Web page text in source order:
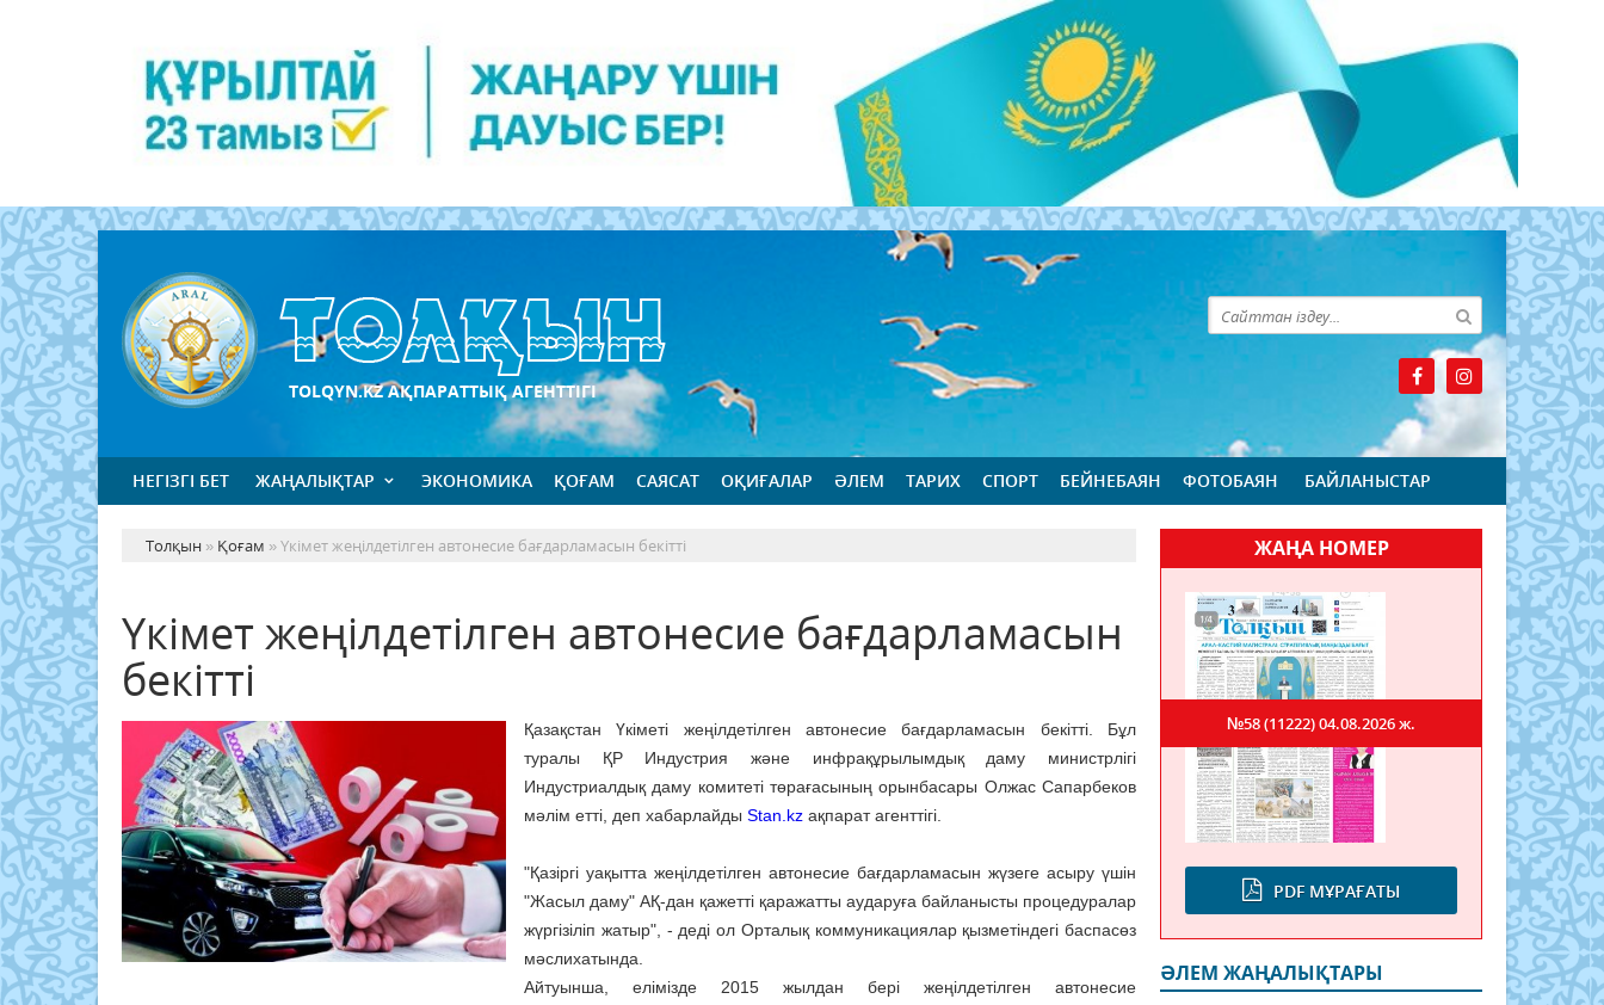
TOLQYN.KZ АҚПАРАТТЫҚ АГЕНТТІГІ
НЕГІЗГІ БЕТ ЖАҢАЛЫҚТАР ЭКОНОМИКА ҚОҒАМ САЯСАТ ОҚИҒАЛАР ӘЛЕМ ТАРИХ СПОРТ БЕЙНЕБАЯН ФОТОБАЯН БАЙЛАНЫСТАР
Толқын » Қоғам » Үкімет жеңілдетілген автонесие бағдарламасын бекітті
Үкімет жеңілдетілген автонесие бағдарламасын
бекітті
Қазақстан Үкіметі жеңілдетілген автонесие бағдарламасын бекітті. Бұл
туралы ҚР Индустрия және инфрақұрылымдық даму министрлігі
Индустриалдық даму комитеті төрағасының орынбасары Олжас Сапарбеков
мәлім етті, деп хабарлайды Stan.kz ақпарат агенттігі.
"Қазіргі уақытта жеңілдетілген автонесие бағдарламасын жүзеге асыру үшін
"Жасыл даму" АҚ-дан қажетті қаражатты аударуға байланысты процедуралар
жүргізіліп жатыр", - деді ол Орталық коммуникациялар қызметіндегі баспасөз
мәслихатында.
Айтуынша, елімізде 2015 жылдан бері жеңілдетілген автонесие
ЖАҢА НОМЕР
PDF МҰРАҒАТЫ
№58 (11222)04.08.2026 ж.
ӘЛЕМ ЖАҢАЛЫҚТАРЫ